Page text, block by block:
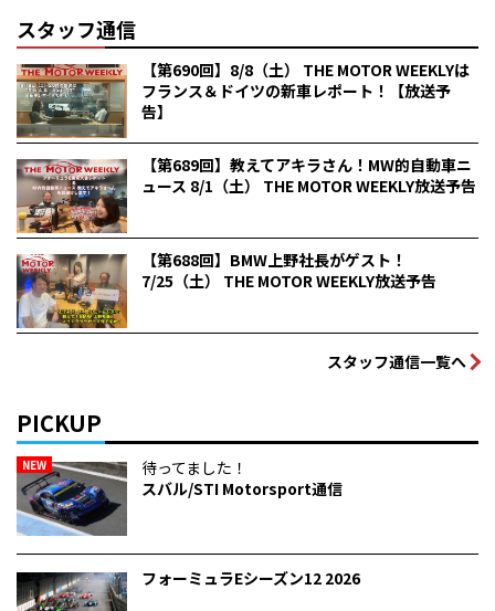
スタッフ通信
【第690回】8/8（土） THE MOTOR WEEKLYは
フランス＆ドイツの新車レポート！【放送予
告】
【第689回】教えてアキラさん！MW的自動車ニ
ュース 8/1（土） THE MOTOR WEEKLY放送予告
【第688回】BMW上野社長がゲスト！
7/25（土） THE MOTOR WEEKLY放送予告
スタッフ通信一覧へ
PICKUP
NEW
待ってました！
スバル/STI Motorsport通信
フォーミュラEシーズン12 2026